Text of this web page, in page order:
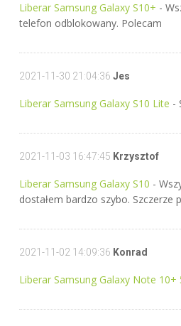
Liberar Samsung Galaxy S10+ -
telefon odblokowany. Polecam
2021-11-30 21:04:36 Jes
Liberar Samsung Galaxy S10 Lite -
2021-11-03 16:47:45 Krzysztof
Liberar Samsung Galaxy S10 -
dostałem bardzo szybo. Szczerze
2021-11-02 14:09:36 Konrad
Liberar Samsung Galaxy Note 10+